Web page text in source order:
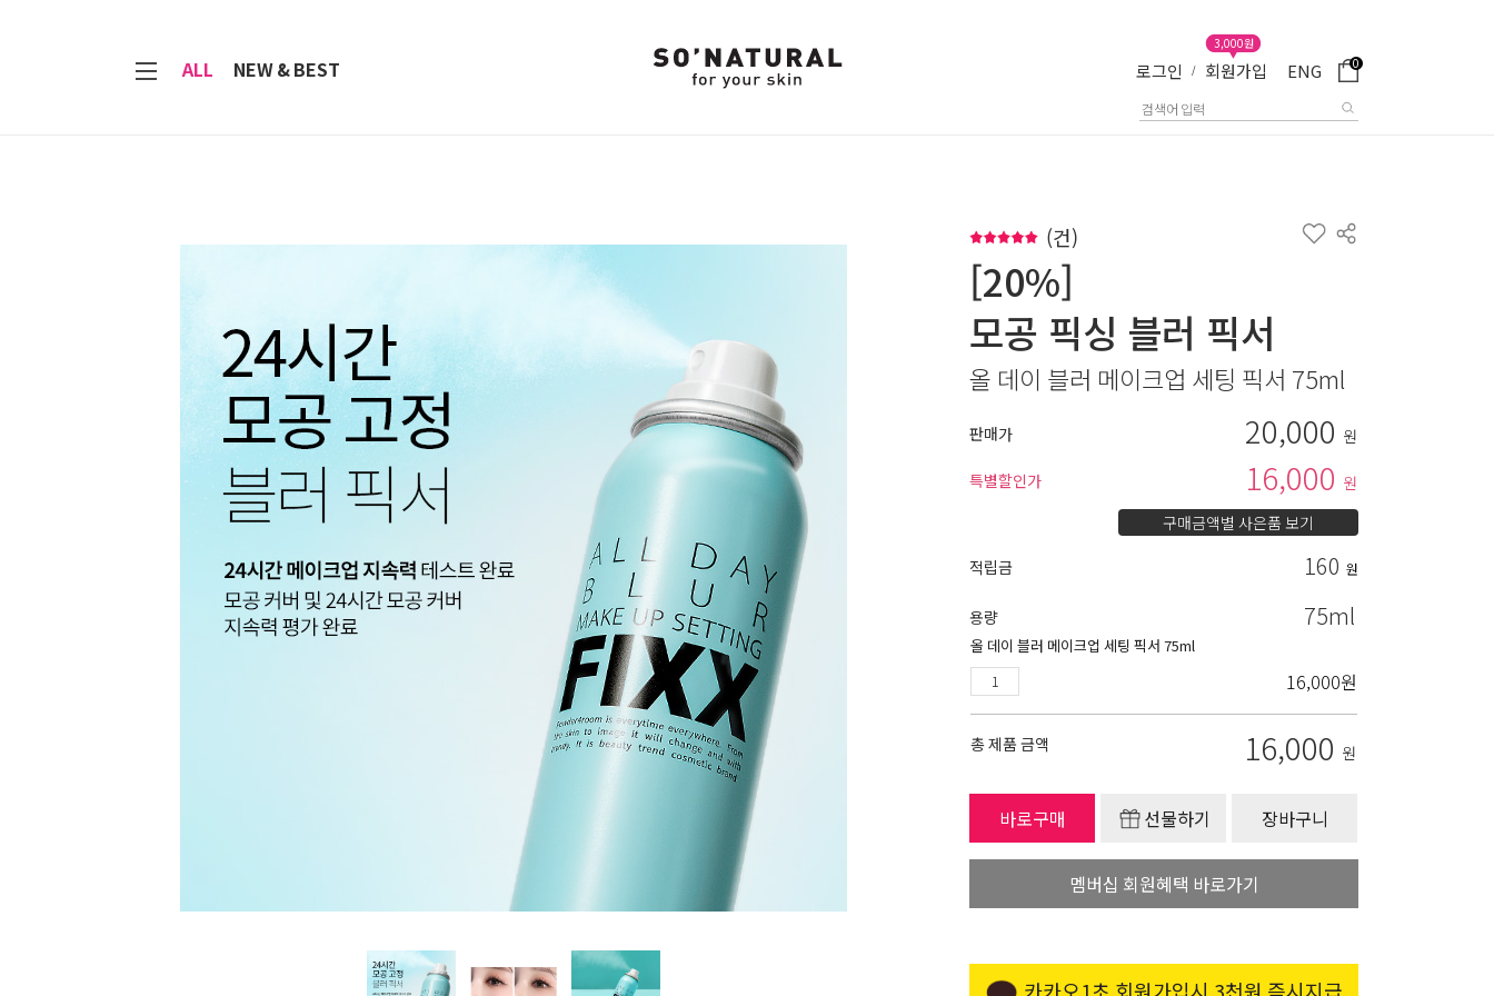
ALL NEW & BEST 로그인 / 회원가입
3,000원
ENG 0
(건)
[20%]
모공 픽싱 블러 픽서
올 데이 블러 메이크업 세팅 픽서 75ml
판매가 20,000 원
특별할인가
16,000 원
구매금액별 사은품 보기
적립금
160 원
용량 75ml
올 데이 블러 메이크업 세팅 픽서 75ml
16,000원
총 제품 금액 16,000 원
바로구매 선물하기 장바구니
멤버십 회원혜택 바로가기